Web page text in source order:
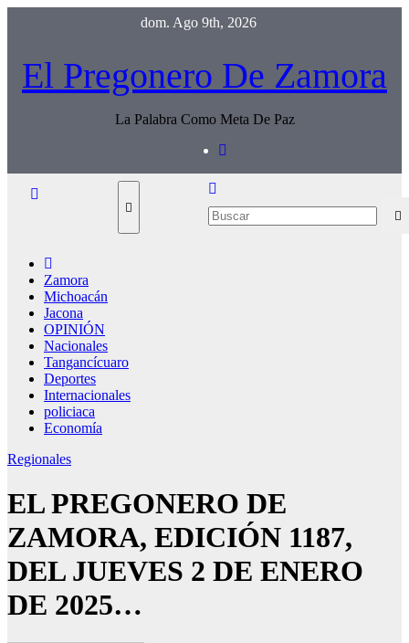
dom. Ago 9th, 2026
El Pregonero De Zamora
La Palabra Como Meta De Paz
Zamora
Michoacán
Jacona
OPINIÓN
Nacionales
Tangancícuaro
Deportes
Internacionales
policiaca
Economía
Regionales
EL PREGONERO DE
ZAMORA, EDICIÓN 1187,
DEL JUEVES 2 DE ENERO
DE 2025…